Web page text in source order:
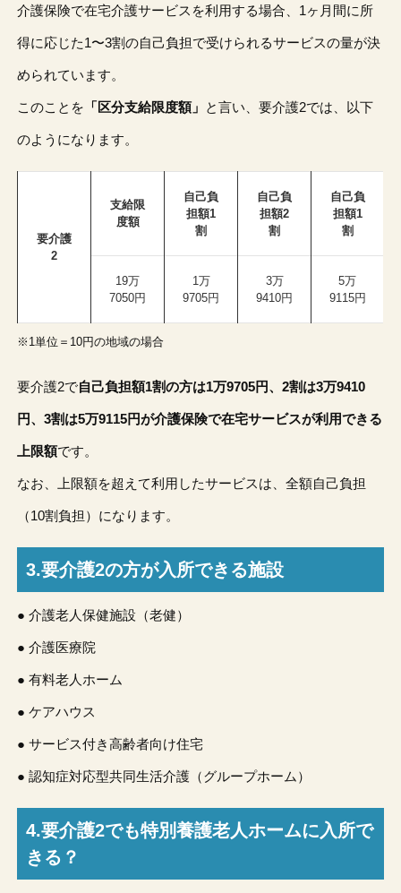
介護保険で在宅介護サービスを利用する場合、1ヶ月間に所
得に応じた1〜3割の自己負担で受けられるサービスの量が決
められています。
このことを 「区分支給限度額」 と言い、要介護2では、以下
のようになります。
要介護
2
支給限
度額
自己負
担額1
割
自己負
担額2
割
自己負
担額1
割
19万
7050円
1万
9705円
3万
9410円
5万
9115円
※1単位＝10円の地域の場合
要介護2で自己負担額1割の方は1万9705円、2割は3万9410
円、3割は5万9115円が介護保険で在宅サービスが利用できる
上限額です。
なお、上限額を超えて利用したサービスは、全額自己負担
（10割負担）になります。
3.要介護2の方が入所できる施設
● 介護老人保健施設（老健）
● 介護医療院
● 有料老人ホーム
● ケアハウス
● サービス付き高齢者向け住宅
● 認知症対応型共同生活介護（グループホーム）
4.要介護2でも特別養護老人ホームに入所で
きる？